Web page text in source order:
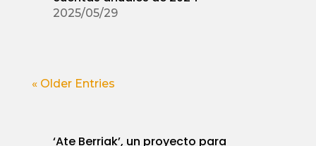
2025/05/29
« Older Entries
‘Ate Berriak’, un proyecto para